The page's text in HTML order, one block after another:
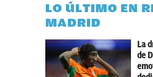
LO ÚLTIMO EN
MADRID
La
de